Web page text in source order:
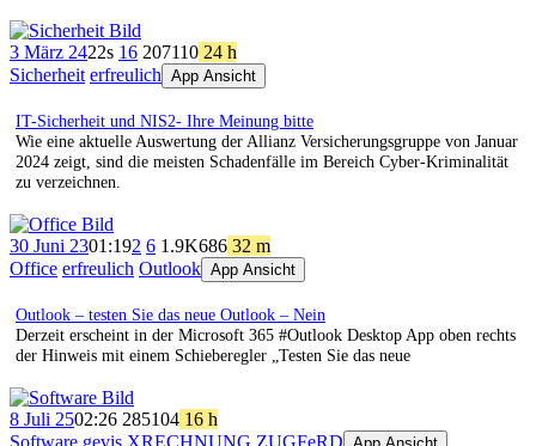
3 März 2422s 16 207110 24 h
Sicherheit erfreulich App Ansicht
IT-Sicherheit und NIS2- Ihre Meinung bitte
Wie eine aktuelle Auswertung der Allianz Versicherungsgruppe von Januar
2024 zeigt, sind die meisten Schadenfälle im Bereich Cyber-Kriminalität
zu verzeichnen.
30 Juni 2301:192 6 1.9K686 32 m
Office erfreulich Outlook App Ansicht
Outlook – testen Sie das neue Outlook – Nein
Derzeit erscheint in der Microsoft 365 #Outlook Desktop App oben rechts
der Hinweis mit einem Schieberegler „Testen Sie das neue
8 Juli 2502:26 285104 16 h